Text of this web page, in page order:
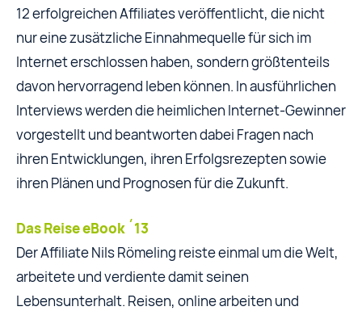
12 erfolgreichen Affiliates veröffentlicht, die nicht
nur eine zusätzliche Einnahmequelle für sich im
Internet erschlossen haben, sondern größtenteils
davon hervorragend leben können. In ausführlichen
Interviews werden die heimlichen Internet-Gewinner
vorgestellt und beantworten dabei Fragen nach
ihren Entwicklungen, ihren Erfolgsrezepten sowie
ihren Plänen und Prognosen für die Zukunft.
Das Reise eBook ´13
Der Affiliate Nils Römeling reiste einmal um die Welt,
arbeitete und verdiente damit seinen
Lebensunterhalt. Reisen, online arbeiten und